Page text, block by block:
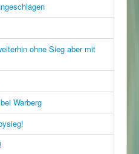
ohne Sieg aber mit
Warberg